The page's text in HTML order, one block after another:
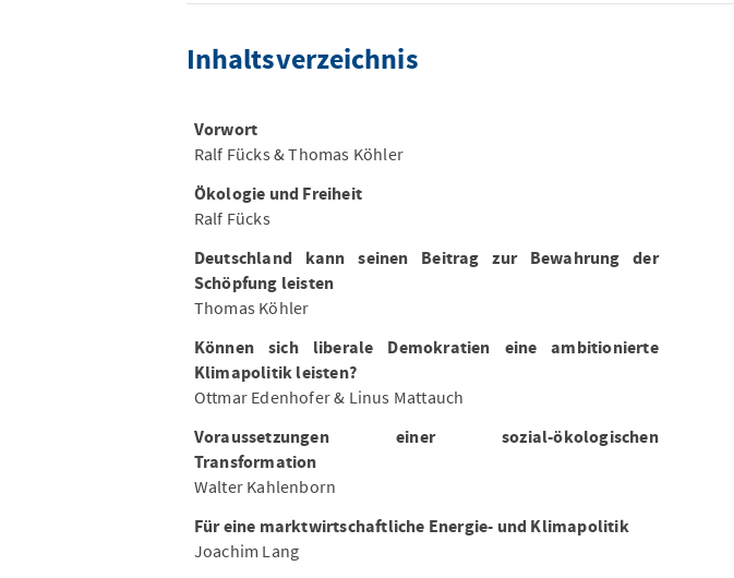
Inhaltsverzeichnis
Vorwort
Ralf Fücks & Thomas Köhler
Ökologie und Freiheit
Ralf Fücks
Deutschland kann seinen Beitrag zur Bewahrung der
Schöpfung leisten
Thomas Köhler
Können sich liberale Demokratien eine ambitionierte
Klimapolitik leisten?
Ottmar Edenhofer & Linus Mattauch
Voraussetzungen einer sozial-ökologischen
Transformation
Walter Kahlenborn
Für eine marktwirtschaftliche Energie- und Klimapolitik
Joachim Lang